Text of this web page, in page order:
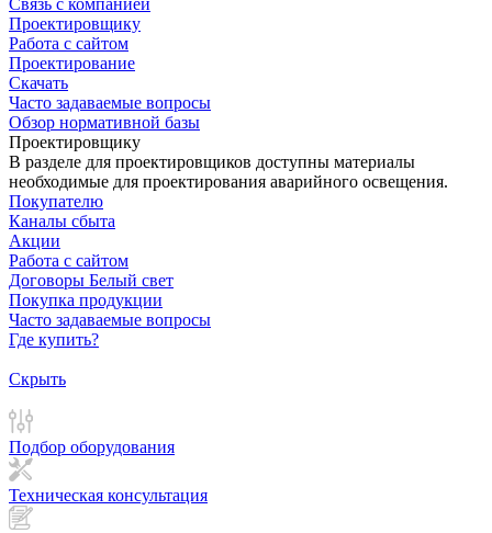
Связь с компанией
Проектировщику
Работа с сайтом
Проектирование
Скачать
Часто задаваемые вопросы
Обзор нормативной базы
Проектировщику
В разделе для проектировщиков доступны материалы
необходимые для проектирования аварийного освещения.
Покупателю
Каналы сбыта
Акции
Работа с сайтом
Договоры Белый свет
Покупка продукции
Часто задаваемые вопросы
Где купить?
Скрыть
Подбор оборудования
Техническая консультация